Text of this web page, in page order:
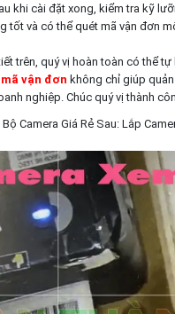
khi cài đặt xong, kiểm tra kỹ
và có thể quét mã vận đơn
trên, quý vị hoàn toàn có thể
vận đơn không chỉ giúp
nghiệp. Chúc quý vị thành
Camera Giá Rẻ Sau: Lắp